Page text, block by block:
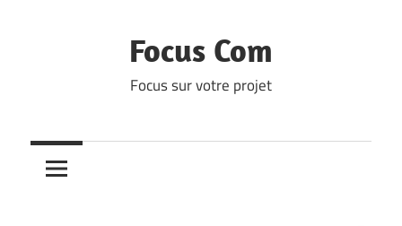
Focus Com
Focus sur votre projet